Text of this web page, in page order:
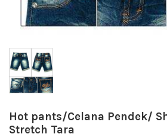
Hot pants/Celana Pendek/
Stretch Tara